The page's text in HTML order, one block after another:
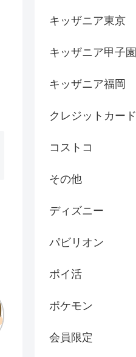
キッザニア東京
キッザニア甲子園
キッザニア福岡
クレジットカード
コストコ
その他
ディズニー
パビリオン
ポイ活
ポケモン
会員限定